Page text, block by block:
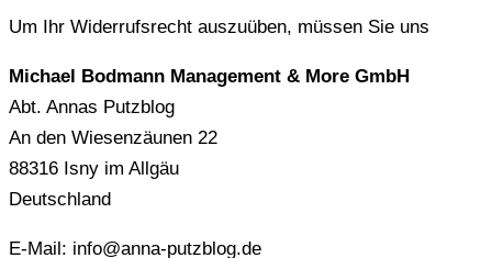
Um Ihr Widerrufsrecht auszuüben, müssen Sie uns
Michael Bodmann Management & More GmbH
Abt. Annas Putzblog
An den Wiesenzäunen 22
88316 Isny im Allgäu
Deutschland
E-Mail: info@anna-putzblog.de